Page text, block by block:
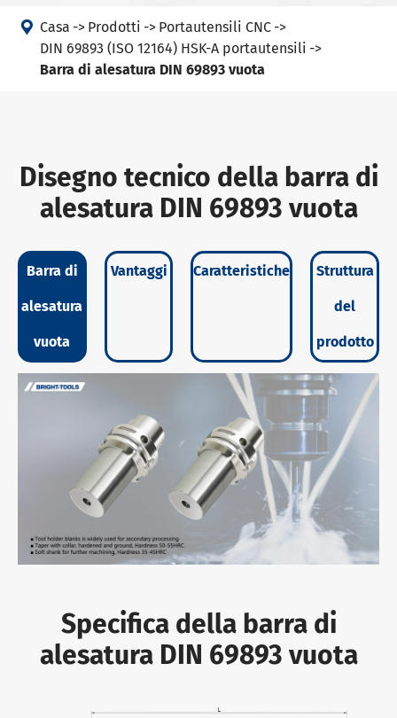
 Casa Prodotti
Portautensili CNC
DIN 69893 (ISO 12164) HSK-A portautensili
Barra di alesatura DIN 69893 vuota
Disegno tecnico della barra di
alesatura DIN 69893 vuota
Barra di
alesatura
vuota
Vantaggi Caratteristiche Struttura
del
prodotto
Specifica della barra di
alesatura DIN 69893 vuota